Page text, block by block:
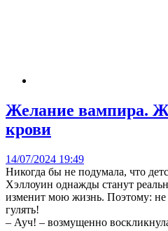
Желание вампира.
крови
14/07/2024 19:49
Никогда бы не подумала, что
Хэллоуин однажды станут
изменит мою жизнь. Поэтому:
гулять!
– Ауч! – возмущенно